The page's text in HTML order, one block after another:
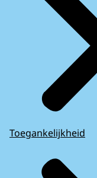
Toegankelijkheid